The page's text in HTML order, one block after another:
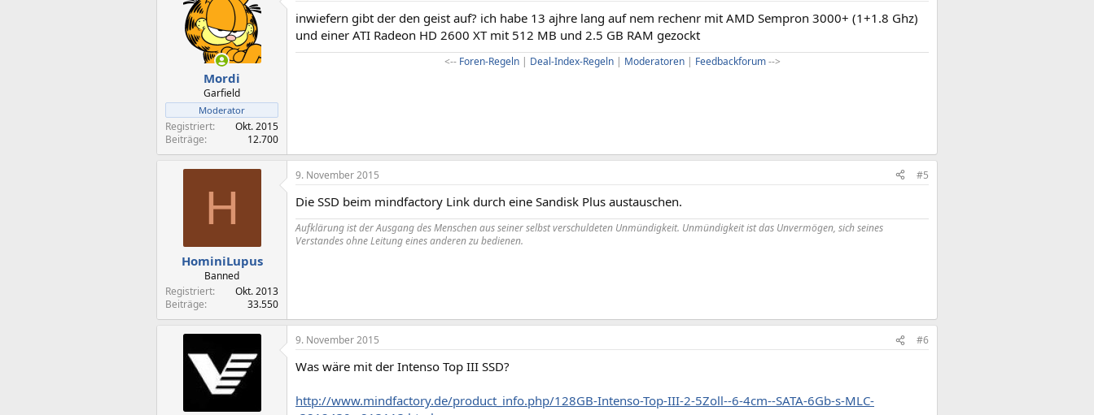
Mordi
Garfield
Moderator
Registriert
Okt. 2015
Beiträge
12.700
inwiefern gibt der den geist auf? ich habe 13 ajhre lang auf nem rechenr mit AMD Sempron 3000+ (1+1.8 Ghz)
und einer ATI Radeon HD 2600 XT mit 512 MB und 2.5 GB RAM gezockt
<-- Foren-Regeln| Deal-Index-Regeln| Moderatoren| Feedbackforum-->​
H
HominiLupus
Banned
Registriert
Okt. 2013
Beiträge
33.550
9. November 2015 #5
Die SSD beim mindfactory Link durch eine Sandisk Plus austauschen.
Aufklärung ist der Ausgang des Menschen aus seiner selbst verschuldeten Unmündigkeit. Unmündigkeit ist das Unvermögen, sich seines
Verstandes ohne Leitung eines anderen zu bedienen.
9. November 2015 #6
Was wäre mit der Intenso Top III SSD?
http://www.mindfactory.de/product_info.php/128GB-Intenso-Top-III-2-5Zoll--6-4cm--SATA-6Gb-s-MLC-